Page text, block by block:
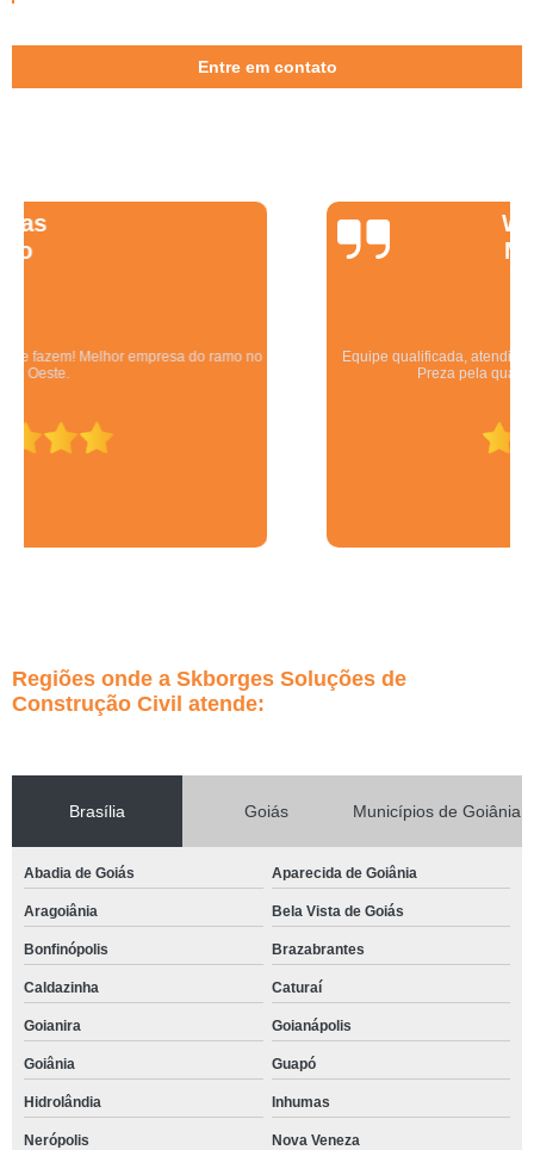
Entre em contato
Equipe qualificada, atendimento muito pontual e de forma organizada.
Regiões onde a Skborges Soluções de
Construção Civil atende:
Brasília Goiás Municípios de Goiânia
Abadia de Goiás Aparecida de Goiânia
Aragoiânia Bela Vista de Goiás
Bonfinópolis Brazabrantes
Caldazinha Caturaí
Goianira Goianápolis
Goiânia Guapó
Hidrolândia Inhumas
Nerópolis Nova Veneza